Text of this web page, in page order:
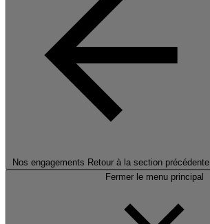
Nos engagements Retour à la section précédente
Fermer le menu principal